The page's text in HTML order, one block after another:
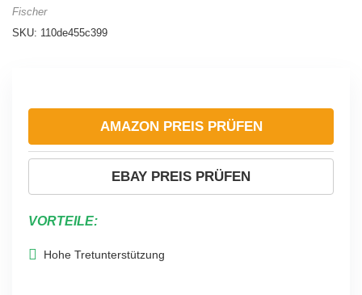
Fischer
SKU: 110de455c399
AMAZON PREIS PRÜFEN
EBAY PREIS PRÜFEN
VORTEILE:
Hohe Tretunterstützung